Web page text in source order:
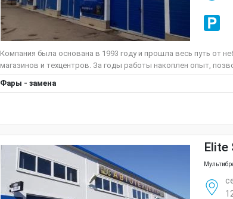
Компания была основана в 1993 году и прошла весь путь от
магазинов и техцентров. За годы работы накоплен опыт,
Фары - замена
Elite